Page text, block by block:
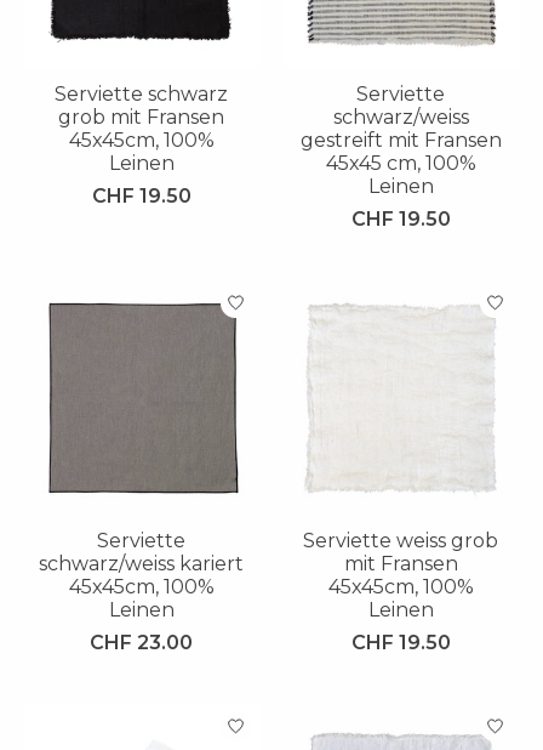
Serviette schwarz
grob mit Fransen
45x45cm, 100%
Leinen
CHF 19.50
Serviette
schwarz/weiss
gestreift mit Fransen
45x45 cm, 100%
Leinen
CHF 19.50
Serviette
schwarz/weiss kariert
45x45cm, 100%
Leinen
CHF 23.00
Serviette weiss grob
mit Fransen
45x45cm, 100%
Leinen
CHF 19.50